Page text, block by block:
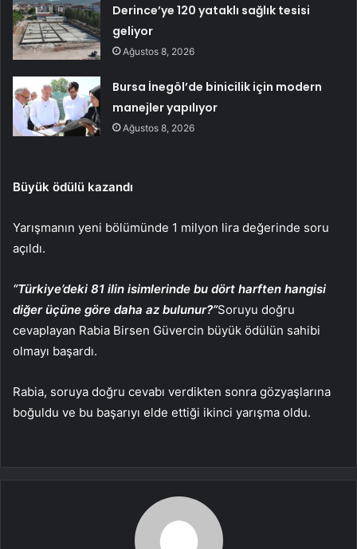
Derince’ye 120 yataklı sağlık tesisi
geliyor
Ağustos 8, 2026
Bursa İnegöl’de binicilik için modern
manejler yapılıyor
Ağustos 8, 2026
Büyük ödülü kazandı
Yarışmanın yeni bölümünde 1 milyon lira değerinde soru
açıldı.
“Türkiye’deki 81 ilin isimlerinde bu dört harften hangisi
diğer üçüne göre daha az bulunur?”Soruyu doğru
cevaplayan Rabia Birsen Güvercin büyük ödülün sahibi
olmayı başardı.
Rabia, soruya doğru cevabı verdikten sonra gözyaşlarına
boğuldu ve bu başarıyı elde ettiği ikinci yarışma oldu.